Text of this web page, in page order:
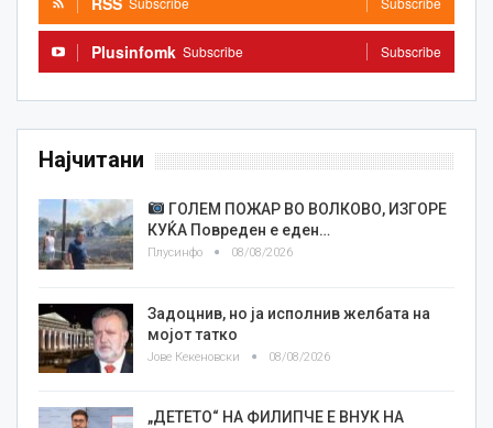
Plusinfomk Subscribe Subscribe
Најчитани
ГОЛЕМ ПОЖАР ВО ВОЛКОВО, ИЗГОРЕ
КУЌА Повреден е еден…
Плусинфо 08/08/2026
Задоцнив, но ја исполнив желбата на
мојот татко
Јове Кекеновски 08/08/2026
„ДЕТЕТО“ НА ФИЛИПЧЕ Е ВНУК НА